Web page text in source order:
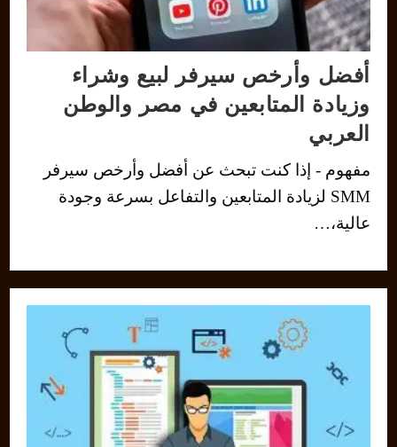
أفضل وأرخص سيرفر لبيع وشراء
وزيادة المتابعين في مصر والوطن
العربي
مفهوم - إذا كنت تبحث عن أفضل وأرخص سيرفر
SMM لزيادة المتابعين والتفاعل بسرعة وجودة
عالية،…